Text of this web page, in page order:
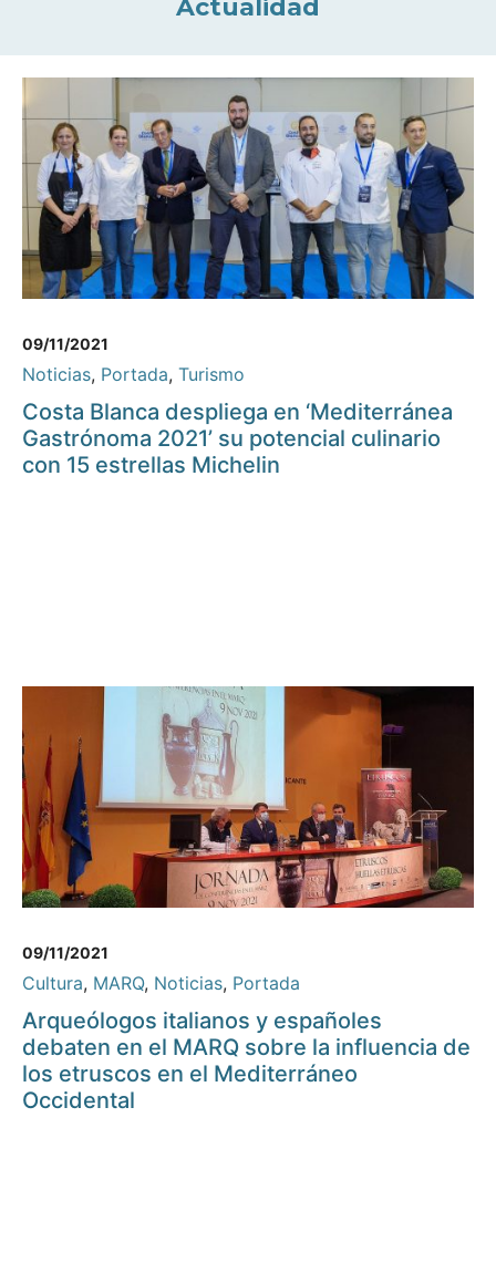
Actualidad
09/11/2021
Noticias, Portada, Turismo
Costa Blanca despliega en ‘Mediterránea
Gastrónoma 2021’ su potencial culinario
con 15 estrellas Michelin
09/11/2021
Cultura, MARQ, Noticias, Portada
Arqueólogos italianos y españoles
debaten en el MARQ sobre la influencia de
los etruscos en el Mediterráneo
Occidental